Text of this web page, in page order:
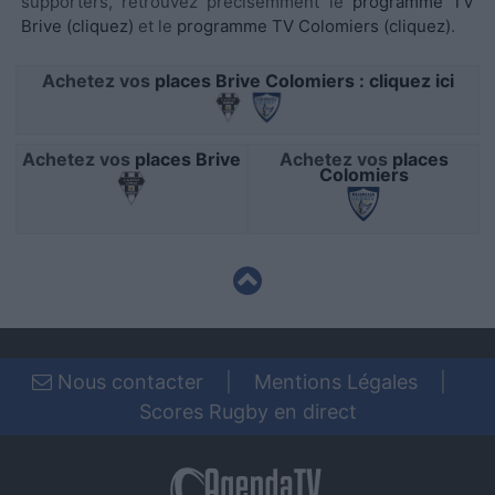
functionality and fraud prevention, and other
user protection.
Brive (cliquez) et le programme TV Colomiers (cliquez).
Achetez vos places Brive Colomiers : cliquez ici
Achetez vos places Brive Achetez vos places
Colomiers
Nous contacter Mentions Légales
Scores Rugby en direct